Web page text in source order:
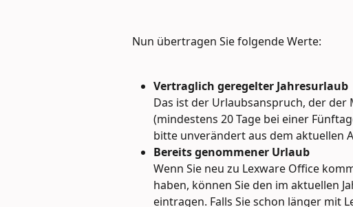
Nun übertragen Sie folgende Werte:
Vertraglich geregelter Jahresurlaub
Das ist der Urlaubsanspruch, der
(mindestens 20 Tage bei einer
bitte unverändert aus dem aktuellen
Bereits genommener Urlaub
Wenn Sie neu zu Lexware Office
haben, können Sie den im aktuellen
eintragen. Falls Sie schon länger mit